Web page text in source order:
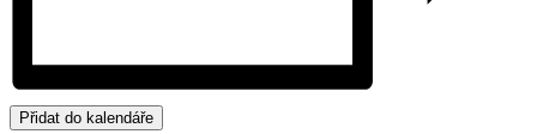
Přidat do kalendáře